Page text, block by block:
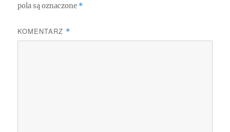
pola są oznaczone *
KOMENTARZ *